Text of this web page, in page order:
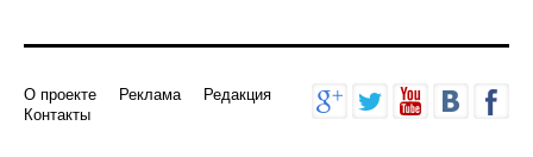
О проекте Реклама
Редакция
Контакты